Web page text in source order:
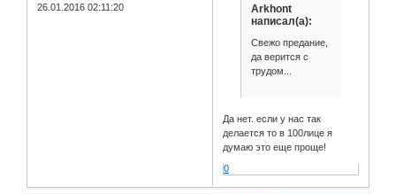
26.01.2016 02:11:20
Arkhont
написал(а):
Свежо предание,
да верится с
трудом...
Да нет. если у нас так
делается то в 100лице я
думаю это еще проще!
0